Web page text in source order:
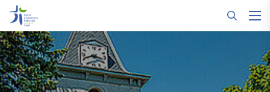
Panneau de gestion des cookies